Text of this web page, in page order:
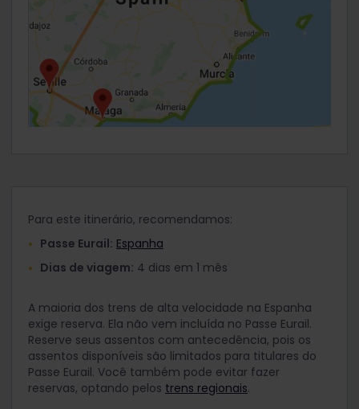
Para este itinerário, recomendamos:
Passe Eurail: Espanha
Dias de viagem: 4 dias em 1 mês
A maioria dos trens de alta velocidade na Espanha
exige reserva. Ela não vem incluída no Passe Eurail.
Reserve seus assentos com antecedência, pois os
assentos disponíveis são limitados para titulares do
Passe Eurail. Você também pode evitar fazer
reservas, optando pelos trens regionais.